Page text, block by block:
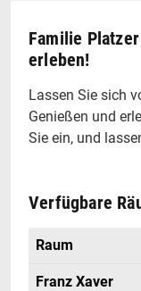
Familie
erleben!
Lassen Sie sich
Genießen und
Sie ein, und
Verfügbare
Raum
Franz Xaver